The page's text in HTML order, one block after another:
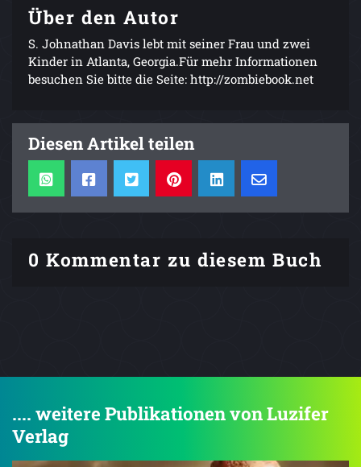
Über den Autor
S. Johnathan Davis lebt mit seiner Frau und zwei
Kinder in Atlanta, Georgia.Für mehr Informationen
besuchen Sie bitte die Seite: http://zombiebook.net
Diesen Artikel teilen
0 Kommentar zu diesem Buch
.... weitere Publikationen von Luzifer
Verlag